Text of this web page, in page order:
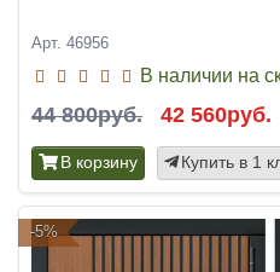
Арт. 46956
В наличии на
44 800руб. 42 560руб.
В корзину Купить в 1
-5%